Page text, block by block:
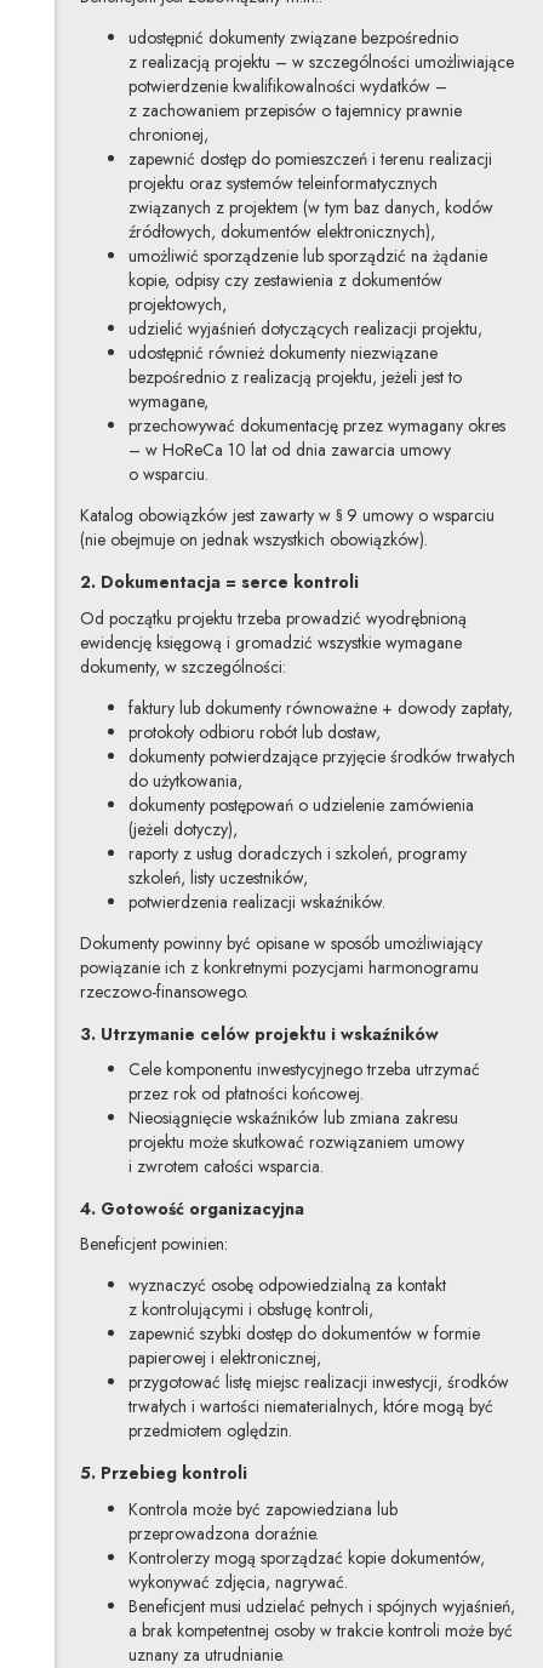
udostępnić dokumenty związane bezpośrednio
z realizacją projektu – w szczególności umożliwiające
potwierdzenie kwalifikowalności wydatków –
z zachowaniem przepisów o tajemnicy prawnie
chronionej,
zapewnić dostęp do pomieszczeń i terenu realizacji
projektu oraz systemów teleinformatycznych
związanych z projektem (w tym baz danych, kodów
źródłowych, dokumentów elektronicznych),
umożliwić sporządzenie lub sporządzić na żądanie
kopie, odpisy czy zestawienia z dokumentów
projektowych,
udzielić wyjaśnień dotyczących realizacji projektu,
udostępnić również dokumenty niezwiązane
bezpośrednio z realizacją projektu, jeżeli jest to
wymagane,
przechowywać dokumentację przez wymagany okres
– w HoReCa 10 lat od dnia zawarcia umowy
o wsparciu.
Katalog obowiązków jest zawarty w § 9 umowy o wsparciu
(nie obejmuje on jednak wszystkich obowiązków).
2. Dokumentacja = serce kontroli
Od początku projektu trzeba prowadzić wyodrębnioną
ewidencję księgową i gromadzić wszystkie wymagane
dokumenty, w szczególności:
faktury lub dokumenty równoważne + dowody zapłaty,
protokoły odbioru robót lub dostaw,
dokumenty potwierdzające przyjęcie środków trwałych
do użytkowania,
dokumenty postępowań o udzielenie zamówienia
(jeżeli dotyczy),
raporty z usług doradczych i szkoleń, programy
szkoleń, listy uczestników,
potwierdzenia realizacji wskaźników.
Dokumenty powinny być opisane w sposób umożliwiający
powiązanie ich z konkretnymi pozycjami harmonogramu
rzeczowo-finansowego.
3. Utrzymanie celów projektu i wskaźników
Cele komponentu inwestycyjnego trzeba utrzymać
przez rok od płatności końcowej.
Nieosiągnięcie wskaźników lub zmiana zakresu
projektu może skutkować rozwiązaniem umowy
i zwrotem całości wsparcia.
4. Gotowość organizacyjna
Beneficjent powinien:
wyznaczyć osobę odpowiedzialną za kontakt
z kontrolującymi i obsługę kontroli,
zapewnić szybki dostęp do dokumentów w formie
papierowej i elektronicznej,
przygotować listę miejsc realizacji inwestycji, środków
trwałych i wartości niematerialnych, które mogą być
przedmiotem oględzin.
5. Przebieg kontroli
Kontrola może być zapowiedziana lub
przeprowadzona doraźnie.
Kontrolerzy mogą sporządzać kopie dokumentów,
wykonywać zdjęcia, nagrywać.
Beneficjent musi udzielać pełnych i spójnych wyjaśnień,
a brak kompetentnej osoby w trakcie kontroli może być
uznany za utrudnianie.